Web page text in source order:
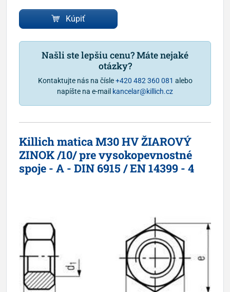
Kúpiť
Našli ste lepšiu cenu? Máte nejaké
otázky?
Kontaktujte nás na čísle+420 482 360 081 alebo
napíšte na e-mail kancelar@killich.cz
Killich matica M30 HV ŽIAROVÝ
ZINOK /10/ pre vysokopevnostné
spoje - A - DIN 6915 / EN 14399 - 4